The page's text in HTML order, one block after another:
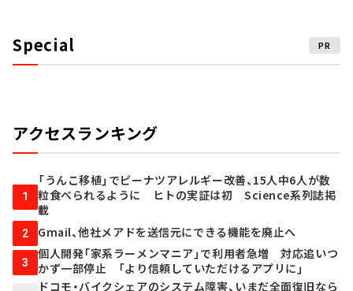
Special PR
アクセスランキング
1
「うんこ移植」でピーナツアレルギー改善、15人中6人が数
粒食べられるように ヒトの実証は初 Science系列誌掲
載
2 Gmail、他社メアドを送信元にできる機能を廃止へ
3
個人開発「家系ラーメンマニア」で利用者急増 対応追いつ
かず一部停止 「より信頼していただけるアプリに」
ドコモ・バイクシェアのシステム障害、いまだ全面復旧なら